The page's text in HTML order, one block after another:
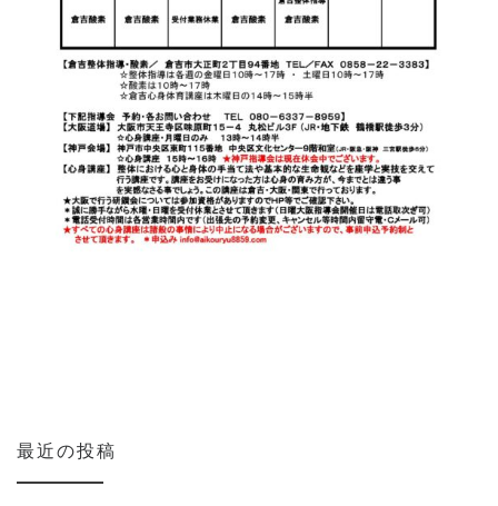
最近の投稿